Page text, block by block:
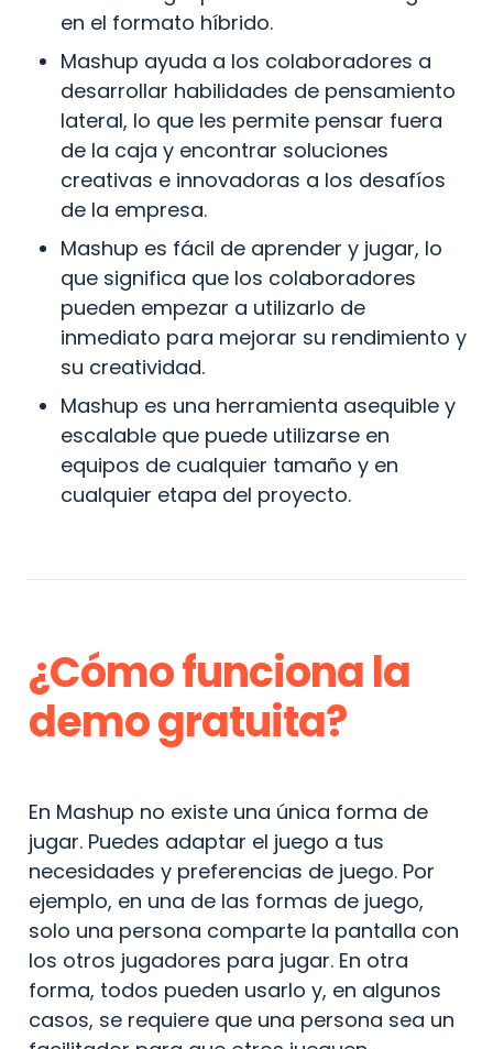
en el formato híbrido.
Mashup ayuda a los colaboradores a
desarrollar habilidades de pensamiento
lateral, lo que les permite pensar fuera
de la caja y encontrar soluciones
creativas e innovadoras a los desafíos
de la empresa.
Mashup es fácil de aprender y jugar, lo
que significa que los colaboradores
pueden empezar a utilizarlo de
inmediato para mejorar su rendimiento y
su creatividad.
Mashup es una herramienta asequible y
escalable que puede utilizarse en
equipos de cualquier tamaño y en
cualquier etapa del proyecto.
¿Cómo funciona la
demo gratuita?
En Mashup no existe una única forma de
jugar. Puedes adaptar el juego a tus
necesidades y preferencias de juego. Por
ejemplo, en una de las formas de juego,
solo una persona comparte la pantalla con
los otros jugadores para jugar. En otra
forma, todos pueden usarlo y, en algunos
casos, se requiere que una persona sea un